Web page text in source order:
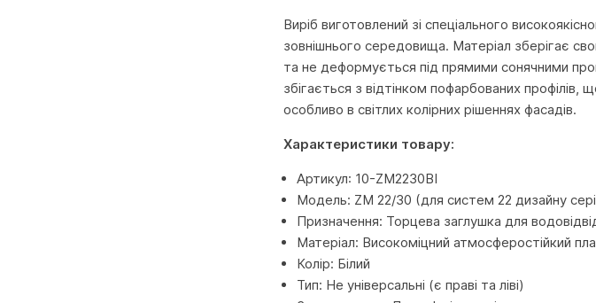
Виріб виготовлений зі спеціального
зовнішнього середовища. Матеріал зберігає
та не деформується під прямими сонячними
збігається з відтінком пофарбованих
особливо в світлих колірних рішеннях фасадів.
Характеристики товару:
Артикул: 10-ZM2230BI
Модель: ZM 22/30 (для систем 22 дизайну
Призначення: Торцева заглушка для
Матеріал: Високоміцний атмосферостійкий
Колір: Білий
Тип: Не універсальні (є праві та ліві)